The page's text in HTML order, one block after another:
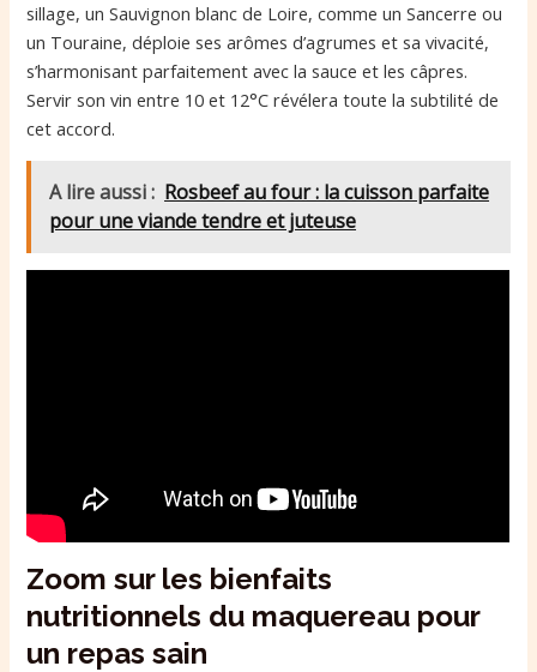
sillage, un Sauvignon blanc de Loire, comme un Sancerre ou
un Touraine, déploie ses arômes d’agrumes et sa vivacité,
s’harmonisant parfaitement avec la sauce et les câpres.
Servir son vin entre 10 et 12°C révélera toute la subtilité de
cet accord.
A lire aussi : Rosbeef au four : la cuisson parfaite
pour une viande tendre et juteuse
Zoom sur les bienfaits
nutritionnels du maquereau pour
un repas sain